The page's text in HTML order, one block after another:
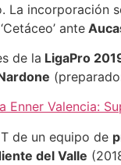
La incorporación
ante
de la LigaPro
Enner Valencia:
de un equipo de
del Valle